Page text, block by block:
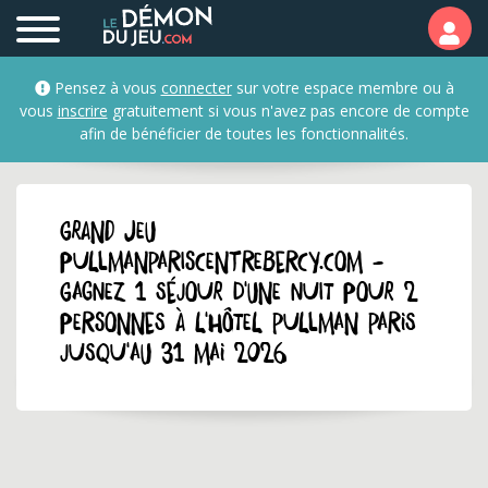
Pensez à vous connectersur votre espace membre ou à
vous inscrire gratuitement si vous n'avez pas encore de compte
afin de bénéficier de toutes les fonctionnalités.
GRAND JEU
pullmanpariscentrebercy.com -
Gagnez 1 séjour d'une nuit pour 2
personnes à l'hôtel Pullman Paris
jusqu'au 31 mai 2026